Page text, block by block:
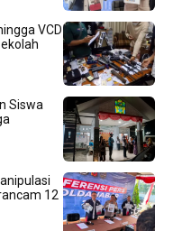
VCD
Siswa
12